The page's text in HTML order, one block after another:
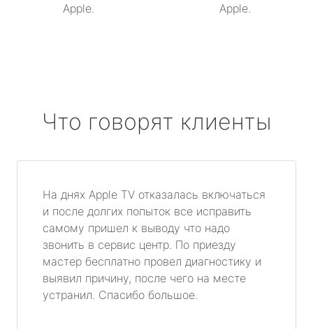
Apple.
Apple.
Что говорят клиенты
На днях Apple TV отказалась включаться
и после долгих попыток все исправить
самому пришел к выводу что надо
звонить в сервис центр. По приезду
мастер бесплатно провел диагностику и
выявил причину, после чего на месте
устранил. Спасибо большое.